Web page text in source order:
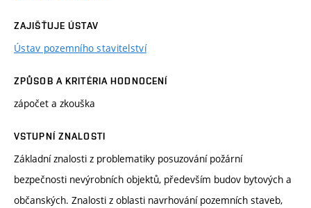
ZAJIŠŤUJE ÚSTAV
Ústav pozemního stavitelství
ZPŮSOB A KRITÉRIA HODNOCENÍ
zápočet a zkouška
VSTUPNÍ ZNALOSTI
Základní znalosti z problematiky posuzování požární
bezpečnosti nevýrobních objektů, především budov bytových a
občanských. Znalosti z oblasti navrhování pozemních staveb,